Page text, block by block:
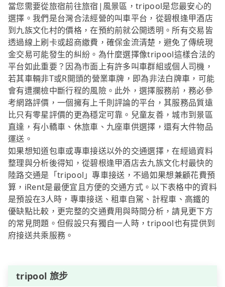
當您需要從旅宿前往旅宿|風景區，tripool是您最安心的
選擇。我們是台灣合法經營的叫車平台，從碧根逢甲酒店
到九族文化村的價格，在預約前就公開透明。所有交易皆
透過線上刷卡或超商繳費，確保金流清楚，避免了傳統現
金交易可能發生的糾紛。為什麼選擇像tripool這樣合法的
平台如此重要？因為市面上有許多叫車群組或個人司機，
若其車輛非T或R開頭的營業車牌，即為非法白牌車，可能
會有遭攔檢中斷行程的風險。此外，選擇服務前，務必參
考網路評價，一個擁有上千則評論的平台，其服務品質遠
比只有零星評價的更為穩定可靠。兒童友善，城市到景區
直達，有小轎車、休旅車、九座車供選擇，還有大件物品
運送。
如果想知道包車或專車接送以外的交通選擇，在經過資料
整理與分析後得知，從碧根逢甲酒店去九族文化村最快的
陸路交通是「tripool」專車接送，不過如果想兼顧花費預
算，iRent是最便宜且方便的交通方式。以下表格中的資料
是預設在3人時，專車接送、租車自駕、計程車、高鐵的
優缺點比較，更完整的交通費用與時間分析，請見更下方
的常見問題。但假設只有獨自一人時，tripool也有提供到
府接送共乘服務。
tripool 旅步